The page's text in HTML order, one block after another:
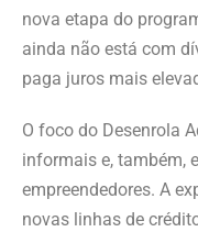
nova etapa do
ainda não está com
paga juros mais
O foco do Desenrola
informais e, também,
empreendedores. A
novas linhas de